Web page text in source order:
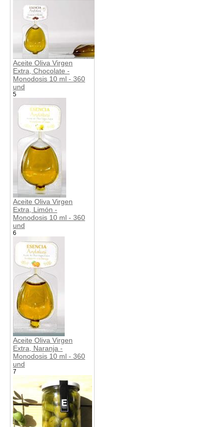
Aceite Oliva Virgen
Extra, Chocolate -
Monodosis 10 ml - 360
und
5
Aceite Oliva Virgen
Extra, Limón -
Monodosis 10 ml - 360
und
6
Aceite Oliva Virgen
Extra, Naranja -
Monodosis 10 ml - 360
und
7